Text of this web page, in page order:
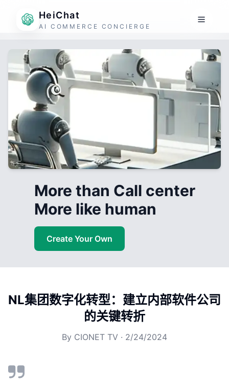
HeiChat
AI COMMERCE CONCIERGE
More than Call center
More like human
Create Your Own
NL集团数字化转型：建立内部软件公司
的关键转折
By CIONET TV · 2/24/2024